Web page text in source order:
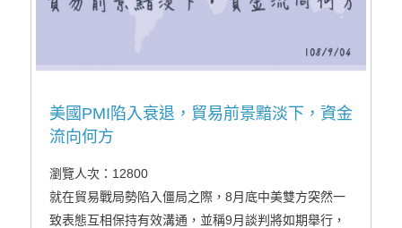
美國PMI陷入衰退，貿易前景黯淡下，資金
流向何方
瀏覽人次：12800
就在貿易戰局勢陷入僵局之際，8月底中美雙方突然一
致表態互相保持有效溝通，並稱9月談判將如期舉行，